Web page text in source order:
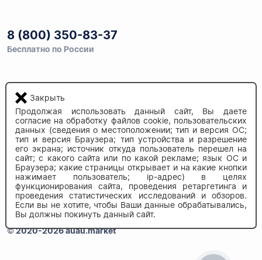
8 (800) 350-83-37
Бесплатно по России
Напишите нам
info@auau.market
236027, г.Калининград
ул.Калязинская 6, оф. 2
© 2020-2026 auau.market
Закрыть
Продолжая использовать данный сайт, Вы даете
согласие на обработку файлов cookie, пользовательских
данных (сведения о местоположении; тип и версия ОС;
тип и версия Браузера; тип устройства и разрешение
его экрана; источник откуда пользователь перешел на
сайт; с какого сайта или по какой рекламе; язык ОС и
Браузера; какие страницы открывает и на какие кнопки
нажимает пользователь; ip-адрес) в целях
функционирования сайта, проведения ретаргетинга и
проведения статистических исследований и обзоров.
Если вы не хотите, чтобы Ваши данные обрабатывались,
Вы должны покинуть данный сайт.